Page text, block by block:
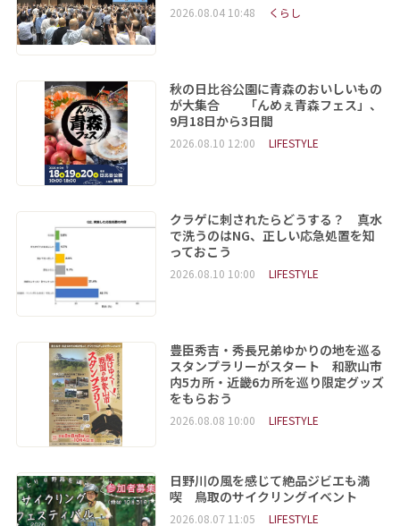
2026.08.04 10:48 くらし
秋の日比谷公園に青森のおいしいもの
が大集合 「んめぇ青森フェス」、
9月18日から3日間
2026.08.10 12:00 LIFESTYLE
クラゲに刺されたらどうする？ 真水
で洗うのはNG、正しい応急処置を知
っておこう
2026.08.10 10:00 LIFESTYLE
豊臣秀吉・秀長兄弟ゆかりの地を巡る
スタンプラリーがスタート 和歌山市
内5カ所・近畿6カ所を巡り限定グッズ
をもらおう
2026.08.08 10:00 LIFESTYLE
日野川の風を感じて絶品ジビエも満
喫 鳥取のサイクリングイベント
2026.08.07 11:05 LIFESTYLE